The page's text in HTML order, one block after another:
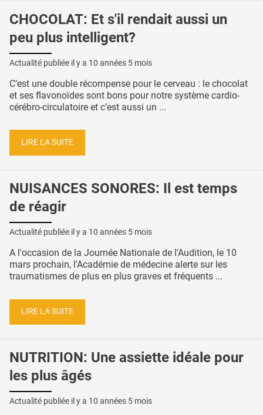
CHOCOLAT: Et s'il rendait aussi un
peu plus intelligent?
Actualité publiée il y a 10 années 5 mois
C’est une double récompense pour le cerveau : le chocolat
et ses flavonoïdes sont bons pour notre système cardio-
cérébro-circulatoire et c’est aussi un ...
LIRE LA SUITE
NUISANCES SONORES: Il est temps
de réagir
Actualité publiée il y a 10 années 5 mois
A l'occasion de la Journée Nationale de l'Audition, le 10
mars prochain, l'Académie de médecine alerte sur les
traumatismes de plus en plus graves et fréquents ...
LIRE LA SUITE
NUTRITION: Une assiette idéale pour
les plus âgés
Actualité publiée il y a 10 années 5 mois